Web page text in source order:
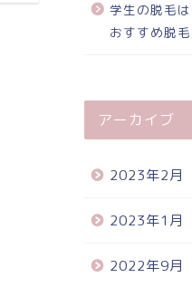
学生の脱毛
おすすめ脱
アーカイブ
2023年2月
2023年1月
2022年9月